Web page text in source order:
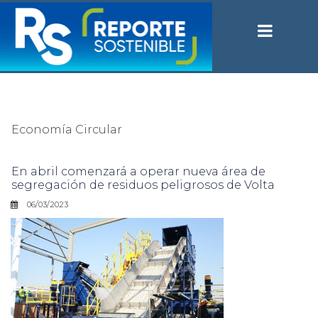
Economía Circular
En abril comenzará a operar nueva área de
segregación de residuos peligrosos de Volta
06/03/2023